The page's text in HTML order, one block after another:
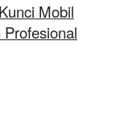
Mobil